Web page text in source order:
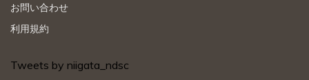
お問い合わせ
利用規約
Tweets by niigata_ndsc